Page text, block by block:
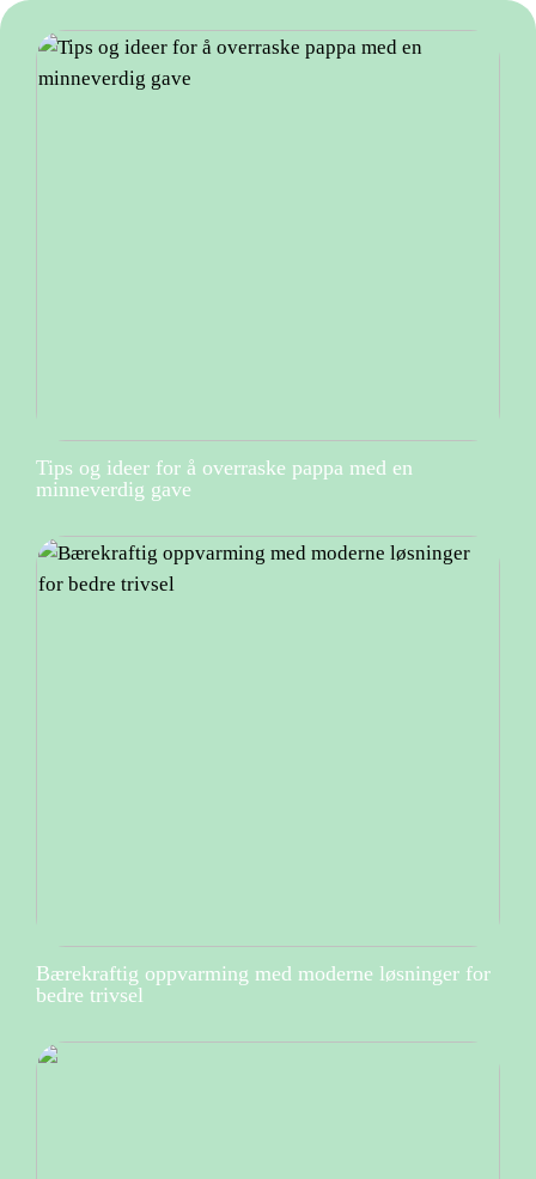
Tips og ideer for å overraske pappa med en
minneverdig gave
Bærekraftig oppvarming med moderne løsninger for
bedre trivsel